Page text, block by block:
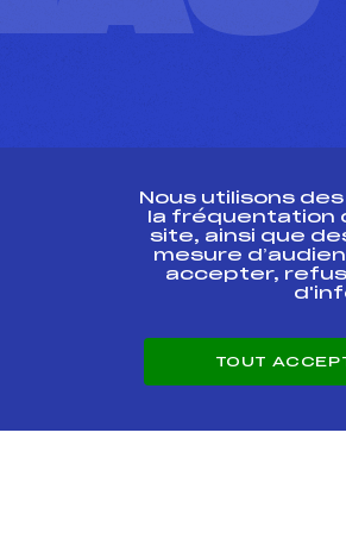
ESPACE PRESSE
Nous utilisons
la fréquentation
site, ainsi que
mesure
accepter,
TOUT